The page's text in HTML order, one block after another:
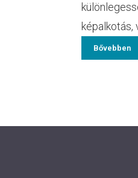
képalkotás,
Bővebben